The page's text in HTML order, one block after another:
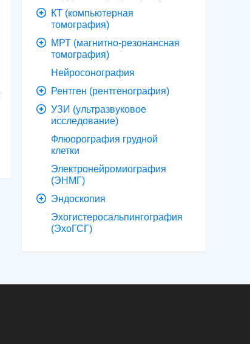
КТ (компьютерная
томография)
МРТ (магнитно-резонансная
томография)
Нейросонография
Рентген (рентгенография)
УЗИ (ультразвуковое
исследование)
Флюорография грудной
клетки
Электронейромиография
(ЭНМГ)
Эндоскопия
Эхогистеросальпингография
(ЭхоГСГ)